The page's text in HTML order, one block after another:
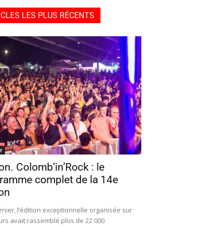
LES PLUS RÉCENTS
Colomb’in’Rock : le
complet de la 14e
l’édition exceptionnelle organisée sur
avait rassemblé plus de 22 000